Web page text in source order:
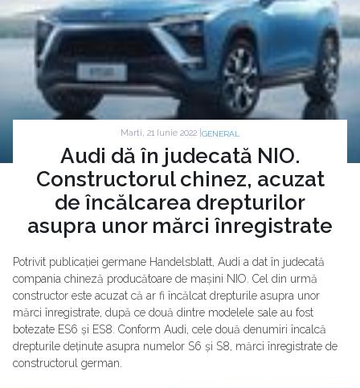
Marti, 21 Iunie 2022 | GENERAL
Audi dă în judecată NIO.
Constructorul chinez, acuzat
de încălcarea drepturilor
asupra unor mărci înregistrate
Potrivit publicației germane Handelsblatt, Audi a dat în judecată
compania chineză producătoare de mașini NIO. Cel din urmă
constructor este acuzat că ar fi încălcat drepturile asupra unor
mărci înregistrate, după ce două dintre modelele sale au fost
botezate ES6 și ES8. Conform Audi, cele două denumiri încalcă
drepturile deținute asupra numelor S6 și S8, mărci înregistrate de
constructorul german.